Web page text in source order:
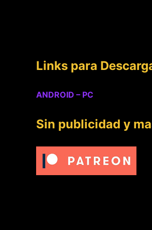
Links para
ANDROID – PC
Sin publicidad y